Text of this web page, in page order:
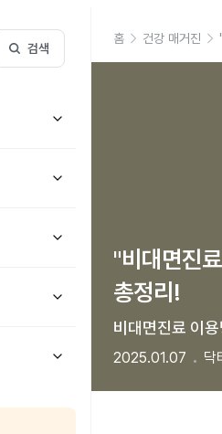
검색
홈 건강 매거진
"비대면진
총정리!
비대면진료 이
2025.01.07 닥